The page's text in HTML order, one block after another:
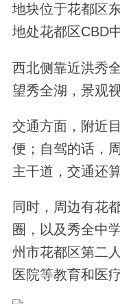
地块位于花都区
地处花都区CBD
西北侧靠近洪秀
望秀全湖，景观
交通方面，附近
便；自驾的话，
主干道，交通还
同时，周边有花
圈，以及秀全中
州市花都区第二
医院等教育和医